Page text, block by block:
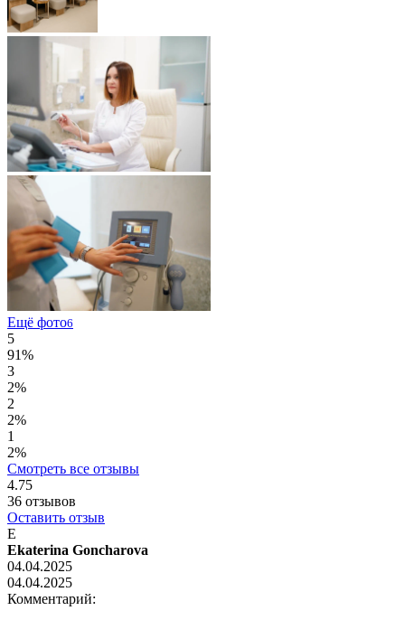
Ещё фото6
5
91%
3
2%
2
2%
1
2%
Смотреть все отзывы
4.75
36 отзывов
Оставить отзыв
E
Ekaterina Goncharova
04.04.2025
04.04.2025
Комментарий: